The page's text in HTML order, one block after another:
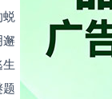
邂
生
题